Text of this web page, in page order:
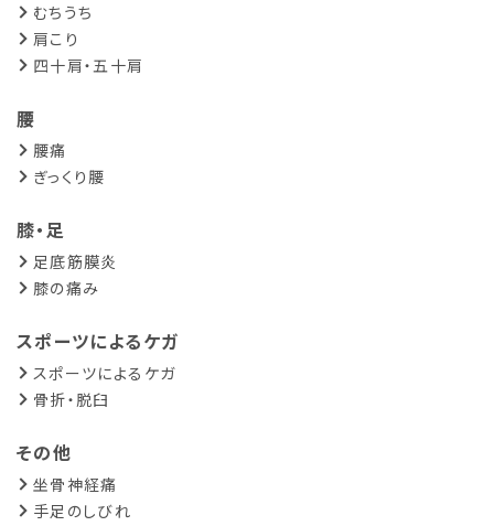
むちうち
肩こり
四十肩・五十肩
腰
腰痛
ぎっくり腰
膝・足
足底筋膜炎
膝の痛み
スポーツによるケガ
スポーツによるケガ
骨折・脱臼
その他
坐骨神経痛
手足のしびれ